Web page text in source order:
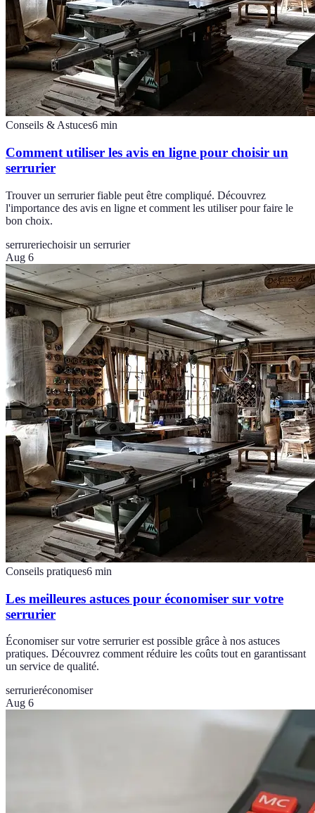
Conseils & Astuces6 min
Comment utiliser les avis en ligne pour choisir un
serrurier
Trouver un serrurier fiable peut être compliqué. Découvrez
l'importance des avis en ligne et comment les utiliser pour faire le
bon choix.
serrureriechoisir un serrurier
Aug 6
Conseils pratiques6 min
Les meilleures astuces pour économiser sur votre
serrurier
Économiser sur votre serrurier est possible grâce à nos astuces
pratiques. Découvrez comment réduire les coûts tout en garantissant
un service de qualité.
serrurieréconomiser
Aug 6